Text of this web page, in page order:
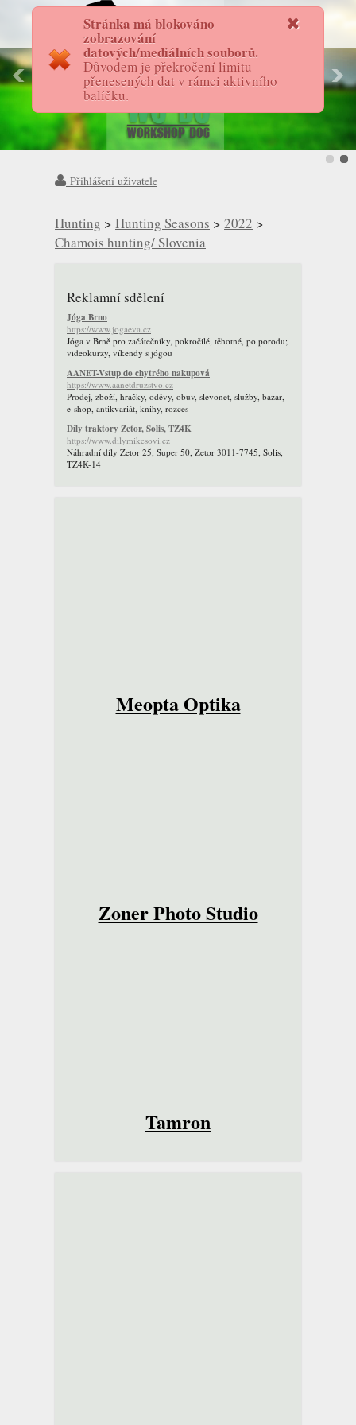
Stránka má blokováno
zobrazování
datových/mediálních souborů.
Důvodem je překročení limitu
přenesených dat v rámci aktivního
balíčku.
FotostoryAS
Přihlášení uživatele
Hunting > Hunting Seasons > 2022 >
Chamois hunting/ Slovenia
Reklamní sdělení
Jóga Brno
https://www.jogaeva.cz
Jóga v Brně pro začátečníky, pokročilé, těhotné, po porodu;
videokurzy, víkendy s jógou
AANET-Vstup do chytrého nakupová
https://www.aanetdruzstvo.cz
Prodej, zboží, hračky, oděvy, obuv, slevonet, služby, bazar,
e-shop, antikvariát, knihy, rozces
Díly traktory Zetor, Solis, TZ4K
https://www.dilymikesovi.cz
Náhradní díly Zetor 25, Super 50, Zetor 3011-7745, Solis,
TZ4K-14
Meopta Optika
Zoner Photo Studio
Tamron